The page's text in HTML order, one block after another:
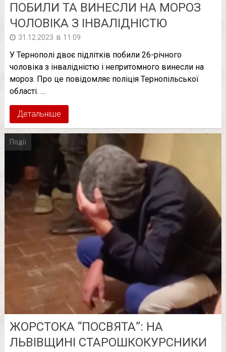
ПОБИЛИ ТА ВИНЕСЛИ НА МОРОЗ
ЧОЛОВІКА З ІНВАЛІДНІСТЮ
31.12.2023 в 11:09
У Тернополі двоє підлітків побили 26-річного
чоловіка з інвалідністю і непритомного винесли на
мороз. Про це повідомляє поліція Тернопільської
області. …
Детальніше
Події
ЖОРСТОКА “ПОСВЯТА”: НА
ЛЬВІВЩИНІ СТАРОШКОКУРСНИКИ